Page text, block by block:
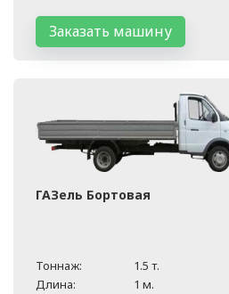
Заказать машину
ГАЗель Бортовая
Тоннаж:
1.5 т.
Длина:
1 м.